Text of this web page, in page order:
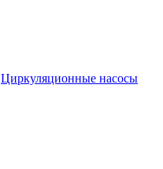
Циркуляционные насосы